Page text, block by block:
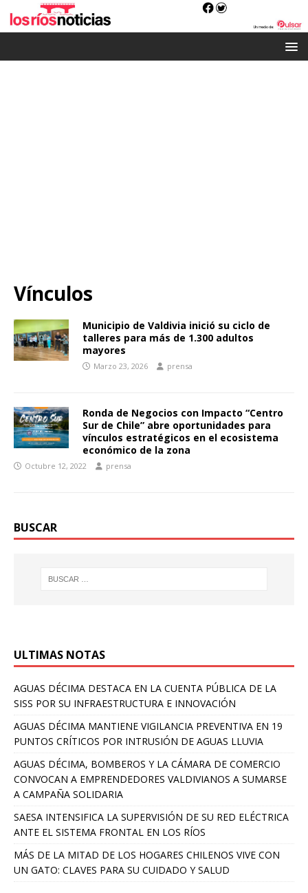
Vínculos
Municipio de Valdivia inició su ciclo de
talleres para más de 1.300 adultos
mayores
Marzo 23, 2026 prensa
Ronda de Negocios con Impacto “Centro
Sur de Chile” abre oportunidades para
vínculos estratégicos en el ecosistema
económico de la zona
Octubre 12, 2022 prensa
BUSCAR
ULTIMAS NOTAS
AGUAS DÉCIMA DESTACA EN LA CUENTA PÚBLICA DE LA
SISS POR SU INFRAESTRUCTURA E INNOVACIÓN
AGUAS DÉCIMA MANTIENE VIGILANCIA PREVENTIVA EN 19
PUNTOS CRÍTICOS POR INTRUSIÓN DE AGUAS LLUVIA
AGUAS DÉCIMA, BOMBEROS Y LA CÁMARA DE COMERCIO
CONVOCAN A EMPRENDEDORES VALDIVIANOS A SUMARSE
A CAMPAÑA SOLIDARIA
SAESA INTENSIFICA LA SUPERVISIÓN DE SU RED ELÉCTRICA
ANTE EL SISTEMA FRONTAL EN LOS RÍOS
MÁS DE LA MITAD DE LOS HOGARES CHILENOS VIVE CON
UN GATO: CLAVES PARA SU CUIDADO Y SALUD